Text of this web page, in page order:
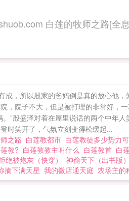
三秒记住本站：灵灵小说 网址：www.008xiaoshuob.com 白莲的牧师之路[
，所以殷家的爸妈倒是真的放心他
院子不大，但是被打理的非常好，
殷盛泽对着在屋里说话的两个中年
时笑开了，气氛立刻变得松缓起...
之路 白莲教都市 白莲教徒多少势力
教? 白莲教教主叫什么 白莲教首 白
绝被炮灰（快穿） 神偷天下（出书版）
摘下满天星 我的微店通天庭 农场主的